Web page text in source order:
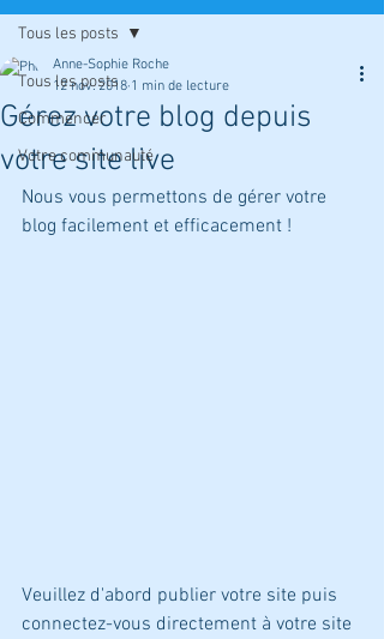
Tous les posts
Commencer
Votre communauté
Tous les posts
Gérez votre blog depuis
votre site live
Anne-Sophie Roche
12 nov. 2018 1 min de lecture
Nous vous permettons de gérer votre
blog facilement et efficacement !
Veuillez d'abord publier votre site puis
connectez-vous directement à votre site